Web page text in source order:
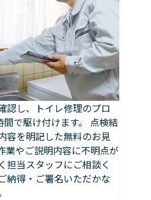
認し、トイレ修理のプロ
で駆け付けます。 点検結
容を明記した無料のお見
業やご説明内容に不明点が
担当スタッフにご相談く
納得・ご署名いただかな